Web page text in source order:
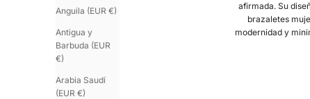
Anguila (EUR €)
Antigua y
Barbuda (EUR
€)
Arabia Saudí
(EUR €)
afirmada. Su
brazaletes
modernidad y